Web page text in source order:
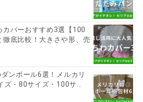
カバーおすすめ3選【100
徹底比較！大きさや形、売
ンボール6選！メルカリ
ズ・80サイズ・100サ...